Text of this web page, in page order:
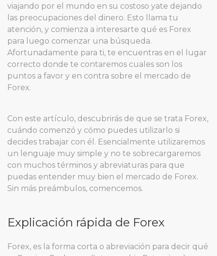
viajando por el mundo en su costoso yate dejando
las preocupaciones del dinero. Esto llama tu
atención, y comienza a interesarte qué es Forex
para luego comenzar una búsqueda.
Afortunadamente para ti, te encuentras en el lugar
correcto donde te contaremos cuales son los
puntos a favor y en contra sobre el mercado de
Forex.
Con este artículo, descubrirás de que se trata Forex,
cuándo comenzó y cómo puedes utilizarlo si
decides trabajar con él. Esencialmente utilizaremos
un lenguaje muy simple y no te sobrecargaremos
con muchos términos y abreviaturas para que
puedas entender muy bien el mercado de Forex.
Sin más preámbulos, comencemos.
Explicación rápida de Forex
Forex, es la forma corta o abreviación para decir qué